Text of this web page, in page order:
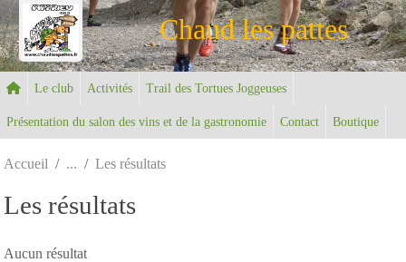
Chaud les pattes
Le club Activités Trail des Tortues Joggeuses
Présentation du salon des vins et de la gastronomie Contact Boutique
Accueil Les résultats
Les résultats
Aucun résultat
Panneau de gestion des cookies